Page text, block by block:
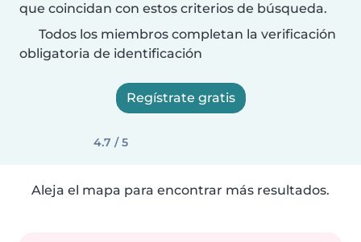
que coincidan con estos criterios de búsqueda.
Todos los miembros completan la verificación
obligatoria de identificación
Regístrate gratis
4.7 / 5
Aleja el mapa para encontrar más resultados.